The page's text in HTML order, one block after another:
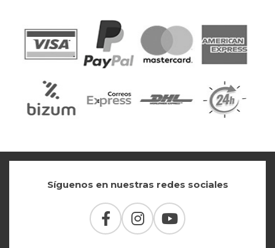
Síguenos en nuestras redes sociales